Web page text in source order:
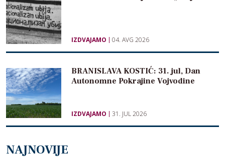
IZDVAJAMO 04. AVG 2026
BRANISLAVA KOSTIĆ: 31. jul, Dan
Autonomne Pokrajine Vojvodine
IZDVAJAMO 31. JUL 2026
NAJNOVIJE